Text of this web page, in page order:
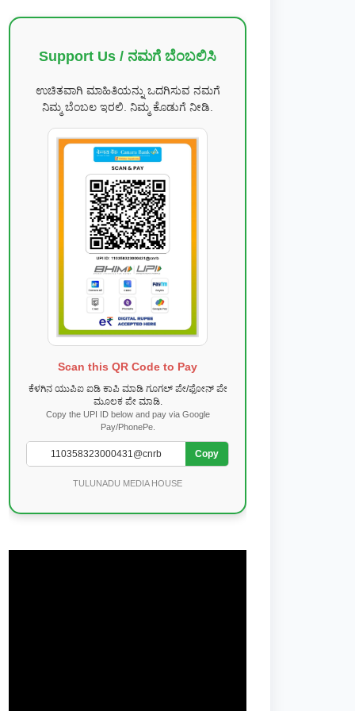
Support Us / ನಮಗೆ ಬೆಂಬಲಿಸಿ
ಉಚಿತವಾಗಿ ಮಾಹಿತಿಯನ್ನು ಒದಗಿಸುವ ನಮಗೆ
ನಿಮ್ಮ ಬೆಂಬಲ ಇರಲಿ. ನಿಮ್ಮ ಕೊಡುಗೆ ನೀಡಿ.
Scan this QR Code to Pay
ಕೆಳಗಿನ ಯುಪಿಐ ಐಡಿ ಕಾಪಿ ಮಾಡಿ ಗೂಗಲ್ ಪೇ/ಫೋನ್ ಪೇ
ಮೂಲಕ ಪೇ ಮಾಡಿ.
Copy the UPI ID below and pay via Google
Pay/PhonePe.
Copy
TULUNADU MEDIA HOUSE